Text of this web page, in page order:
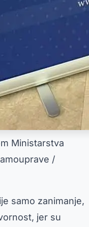
Ministarstva
/
samo zanimanje,
jer su